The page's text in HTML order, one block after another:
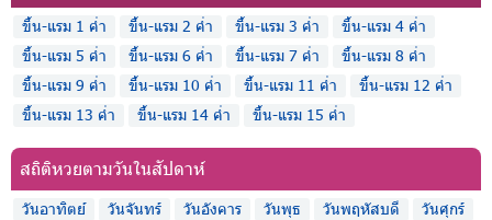
ขึ้น-แรม 1 ค่ำ ขึ้น-แรม 2 ค่ำ ขึ้น-แรม 3 ค่ำ
ขึ้น-แรม 4 ค่ำ
ขึ้น-แรม 5 ค่ำ
ขึ้น-แรม 6 ค่ำ ขึ้น-แรม 7 ค่ำ
ขึ้น-แรม 8 ค่ำ
ขึ้น-แรม 9 ค่ำ
ขึ้น-แรม 10 ค่ำ ขึ้น-แรม 11 ค่ำ
ขึ้น-แรม 12 ค่ำ
ขึ้น-แรม 13 ค่ำ
ขึ้น-แรม 14 ค่ำ ขึ้น-แรม 15 ค่ำ
สถิติหวยตามวันในสัปดาห์
วันอาทิตย์ วันจันทร์ วันอังคาร วันพุธ วันพฤหัสบดี
วันศุกร์